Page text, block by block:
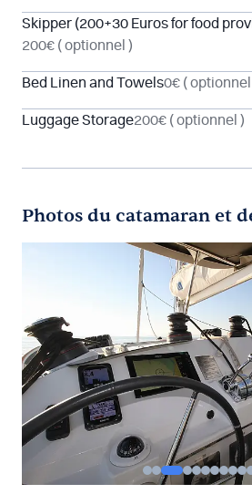
Skipper (200+30 Euros for food
200€ ( optionnel )
Bed Linen and Towels0€ ( optionnel
Luggage Storage200€ ( optionnel )
Photos du catamaran et